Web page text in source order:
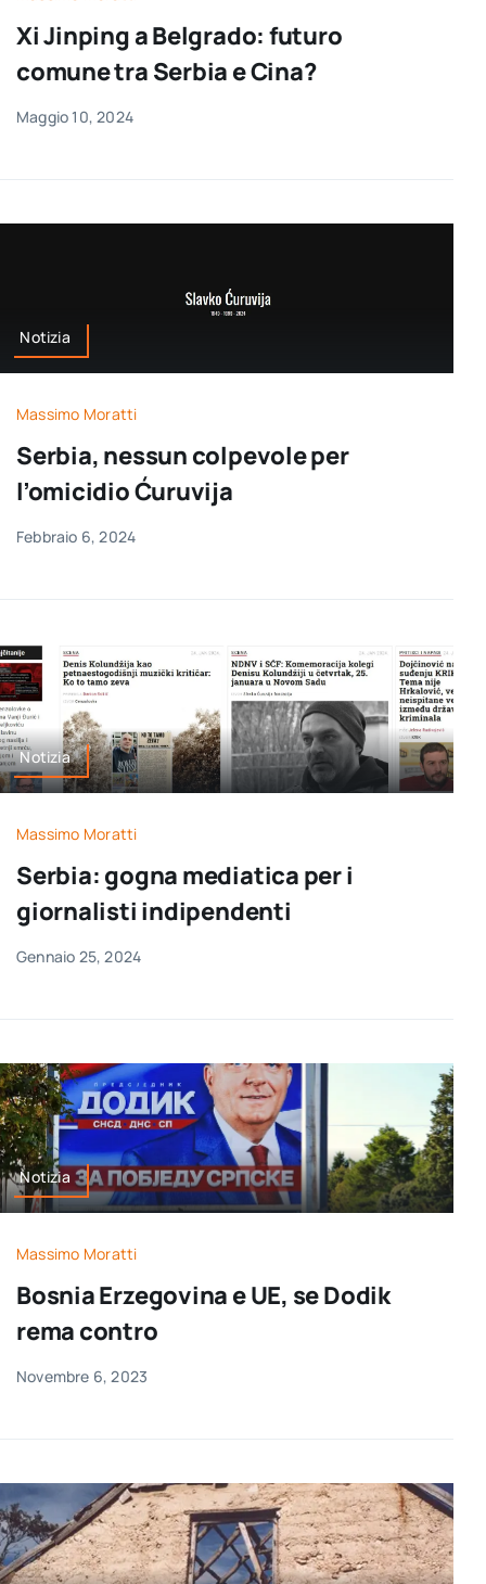
Newsletter
Xi Jinping a Belgrado: futuro
comune tra Serbia e Cina?
Maggio 10, 2024
Notizia
Massimo Moratti
Serbia, nessun colpevole per
l’omicidio Ćuruvija
Febbraio 6, 2024
Notizia
Massimo Moratti
Serbia: gogna mediatica per i
giornalisti indipendenti
Gennaio 25, 2024
Notizia
Massimo Moratti
Bosnia Erzegovina e UE, se Dodik
rema contro
Novembre 6, 2023